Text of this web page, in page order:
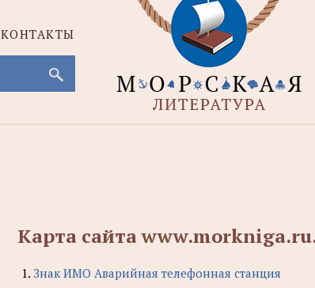
КОНТАКТЫ
Карта сайта
1. Знак ИМО Аварийная телефонная станция